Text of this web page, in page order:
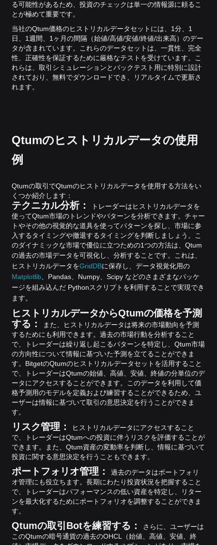
る可能性があるため、投資のチェックは単一の情報源に頼るこ
とが極めて重要です。
当社のQtum価格のヒストリカルデータセットには、1分、1
日、1週間、1ヶ月の間隔（始値/高値/安値/終値/出来高）のデー
タが含まれています。これらのデータセットは、一貫性、完全
性、正確性を保証するために厳格なテストを受けています。こ
れらは、取引シミュレーションとバックテスト用に特別に設計
されており、無料でダウンロードでき、リアルタイムで更新さ
れます。
Qtumのヒストリカルデータの使用
例
Qtumの取引でQtumのヒストリカルデータを使用する方法をい
くつか紹介します：
テクニカル分析：
トレーダーはヒストリカルデータを
使ってQtum市場のトレンドやパターンを分析できます。チャー
トやその他の視覚的な道具を使ってパターンを探し、市場に参
入するタイミングや撤退するタイミングを判断しましょう。こ
のダイナミックな市場で優位に立つための1つの方法は、Qtum
の過去の市場データを可視化し、分析することです。
これは、
ヒストリカルデータをGridDBに保存し、データ視覚化用の
Matplotlib 、Pandas、Numpy、Scipy などのさまざまなパッケ
ージを組み込んだ Pythonスクリプトを利用することで実現でき
ます。
ヒストリカルデータからQtumの価格を予測
する：
また、ヒストリカルデータは将来の市場動向を予測
するためにも利用できます。過去の市場行動を分析すること
で、トレーダーは繰り返し起こるパターンを特定し、Qtum市場
の方向性について情報に基づいた予測を立てることができま
す。 BitgetのQtumのヒストリカルデータセットを活用すること
で、トレーダーはQtumの始値、高値、安値、終値の分単位のデ
ータにアクセスすることができます。このデータを利用して価
格予測用のモデルを定義および練習することができるため、ユ
ーザーは情報に基づいて取引の意思決定を行うことができま
す。
リスク管理：
ヒストリカルデータにアクセスすること
で、トレーダーはQtumへの投資に伴うリスクを評価することが
できます。また、Qtum資産の変動率を判断し、情報に基づいて
投資に関する意思決定を行うこともできます。
ポートフォリオ管理：
過去のデータはポートフォリ
オ管理にも役立ちます。長期にわたり投資状況を把握すること
で、トレーダーはパフォーマンスの低い資産を特定し、リター
ンを最大化するためにポートフォリオを調整することができま
す。
Qtumの取引Botを練習する：
さらに、ユーザーは
このQtumの暗号通貨の過去のOHCL（始値、高値、安値、終